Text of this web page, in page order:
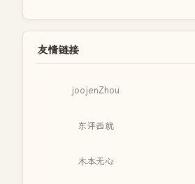
友情链接
joojenZhou
东评西就
木本无心